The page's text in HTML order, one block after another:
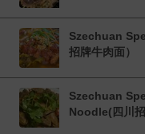
Szechuan
招牌牛肉面）
Szechuan
Noodle(四川招